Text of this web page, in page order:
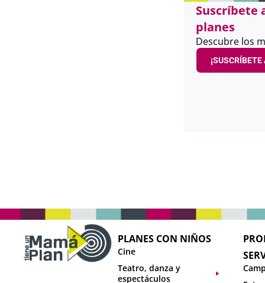
Suscríbete
planes
Descubre los
¡SUSCRÍBETE
PLANES CON NIÑOS
Cine
Teatro, danza y
espectáculos